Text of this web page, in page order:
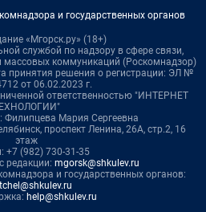
и государственных органов
«Мгорск.ру» (18+)
службой по надзору в сфере связи,
массовых коммуникаций (Роскомнадзор)
принятия решения о регистрации: ЭЛ №
от 06.02.2023 г.
ответственностью "ИНТЕРНЕТ
Филипцева Мария Сергеевна
проспект Ленина, 26А, стр.2, 16
этаж
+7 (982) 730-31-35
редакции: mgorsk@shkulev.ru
и государственных органов:
help@shkulev.ru